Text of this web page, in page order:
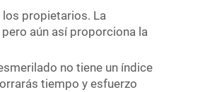
los propietarios. La
aún así proporciona la
no tiene un índice
tiempo y esfuerzo